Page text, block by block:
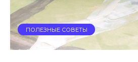
ПОЛЕЗНЫЕ СОВЕТЫ